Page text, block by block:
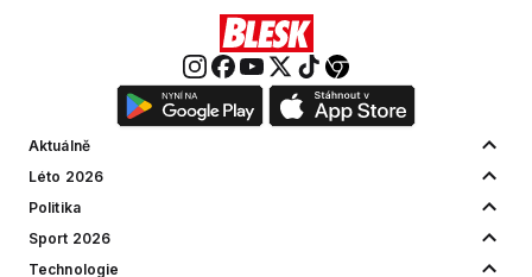
Aktuálně
Léto 2026
Politika
Sport 2026
Technologie